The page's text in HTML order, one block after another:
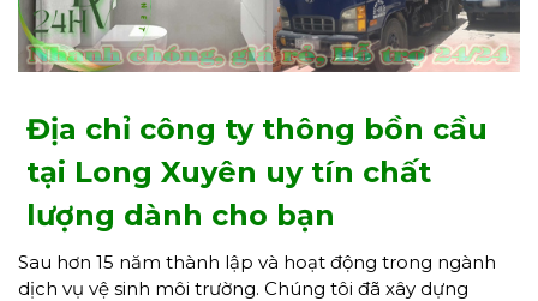
Địa chỉ công ty thông bồn cầu
tại Long Xuyên uy tín chất
lượng dành cho bạn
Sau hơn 15 năm thành lập và hoạt động trong ngành
dịch vụ vệ sinh môi trường. Chúng tôi đã xây dựng